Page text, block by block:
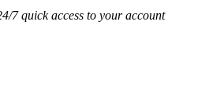
7 quick access to your account